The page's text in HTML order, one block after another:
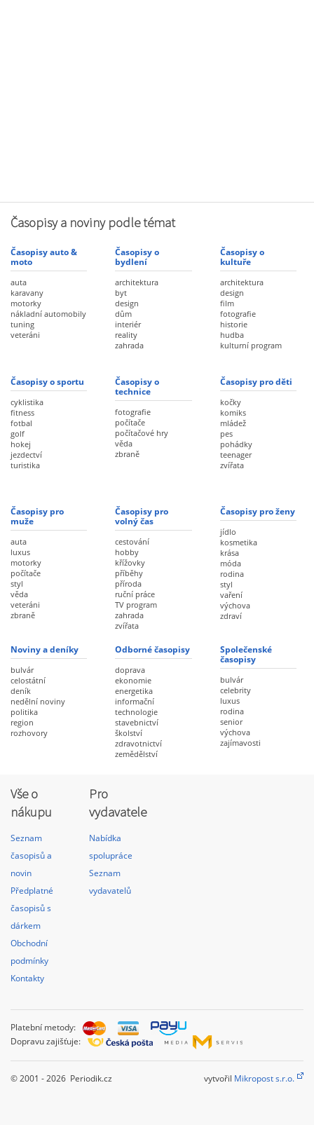
Časopisy a noviny podle témat
Časopisy auto &
moto
auta
karavany
motorky
nákladní automobily
tuning
veteráni
Časopisy o
bydlení
architektura
byt
design
dům
interiér
reality
zahrada
Časopisy o
kultuře
architektura
design
film
fotografie
historie
hudba
kulturní program
Časopisy o sportu
cyklistika
fitness
fotbal
golf
hokej
jezdectví
turistika
Časopisy o
technice
fotografie
počítače
počítačové hry
věda
zbraně
Časopisy pro děti
kočky
komiks
mládež
pes
pohádky
teenager
zvířata
Časopisy pro
muže
auta
luxus
motorky
počítače
styl
věda
veteráni
zbraně
Časopisy pro
volný čas
cestování
hobby
křížovky
příběhy
příroda
ruční práce
TV program
zahrada
zvířata
Časopisy pro ženy
jídlo
kosmetika
krása
móda
rodina
styl
vaření
výchova
zdraví
Noviny a deníky
bulvár
celostátní
deník
nedělní noviny
politika
region
rozhovory
Odborné časopisy
doprava
ekonomie
energetika
informační
technologie
stavebnictví
školství
zdravotnictví
zemědělství
Společenské
časopisy
bulvár
celebrity
luxus
rodina
senior
výchova
zajímavosti
Vše o
nákupu
Seznam
časopisů a
novin
Předplatné
časopisů s
dárkem
Obchodní
podmínky
Kontakty
Pro
vydavatele
Nabídka
spolupráce
Seznam
vydavatelů
Platební metody:
Dopravu zajišťuje:
© 2001 - 2026 Periodik.cz vytvořil Mikropost s.r.o.